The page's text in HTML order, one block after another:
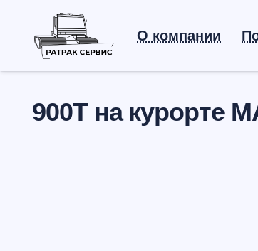
О компании
900T на курорте